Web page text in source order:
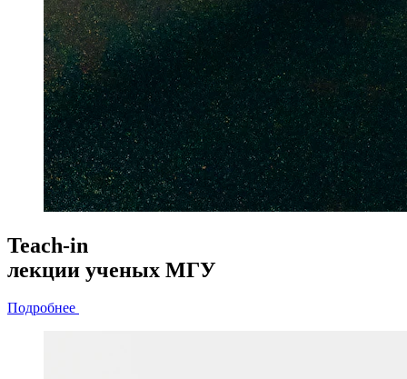
Teach-in
лекции ученых МГУ
Подробнее